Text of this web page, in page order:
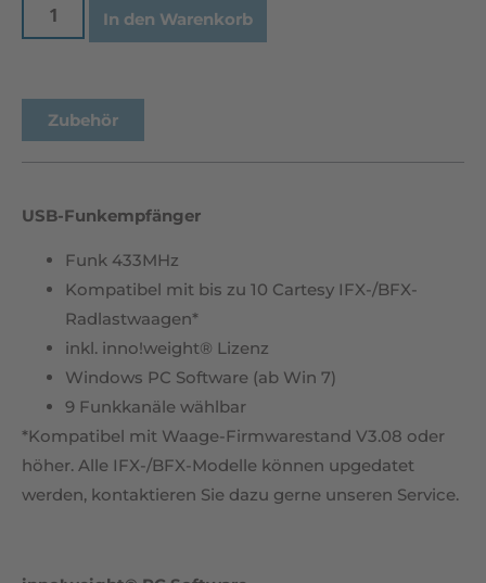
In den Warenkorb
Zubehör
USB-Funkempfänger
Funk 433MHz
Kompatibel mit bis zu 10 Cartesy IFX-/BFX-
Radlastwaagen*
inkl. inno!weight® Lizenz
Windows PC Software (ab Win 7)
9 Funkkanäle wählbar
*Kompatibel mit Waage-Firmwarestand V3.08 oder
höher. Alle IFX-/BFX-Modelle können upgedatet
werden, kontaktieren Sie dazu gerne unseren Service.